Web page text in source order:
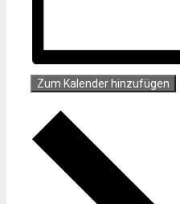
Zum Kalender hinzufügen